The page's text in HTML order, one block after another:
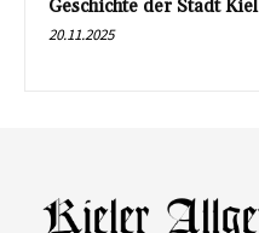
Geschichte der Stadt Kiel
20.11.2025